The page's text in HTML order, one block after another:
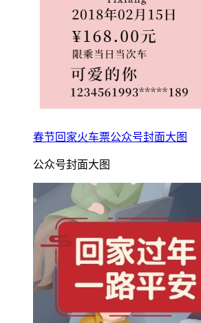
春节回家火车票公众号封面大图
公众号封面大图